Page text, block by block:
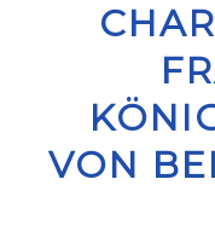
VON